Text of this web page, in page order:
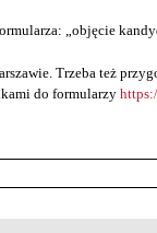
„objęcie
Trzeba też
do formularzy